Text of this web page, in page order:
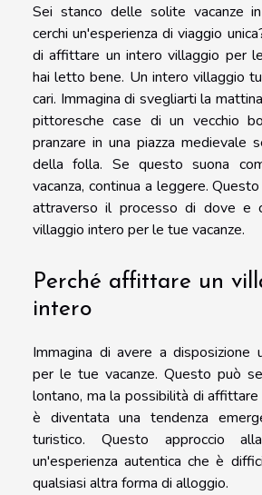
Sei stanco delle solite vacanze
cerchi un'esperienza di viaggio
di affittare un intero villaggio per
hai letto bene. Un intero villaggio
cari. Immagina di svegliarti la
pittoresche case di un vecchio
pranzare in una piazza medievale
della folla. Se questo suona
vacanza, continua a leggere.
attraverso il processo di dove e
villaggio intero per le tue vacanze.
Perché affittare un
intero
Immagina di avere a disposizione
per le tue vacanze. Questo può
lontano, ma la possibilità di
è diventata una tendenza
turistico. Questo approccio
un'esperienza autentica che è
qualsiasi altra forma di alloggio.